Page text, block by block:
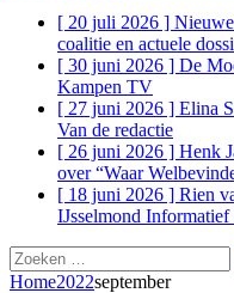
[ 20 juli 2026 ]
coalitie en actuele
[ 30 juni 2026 ] De
Kampen TV
[ 27 juni 2026 ] Elina
Van de redactie
[ 26 juni 2026 ] Henk
over “Waar
[ 18 juni 2026 ] Rien
IJsselmond Informatief
Zoeken
naar:
Home2022september